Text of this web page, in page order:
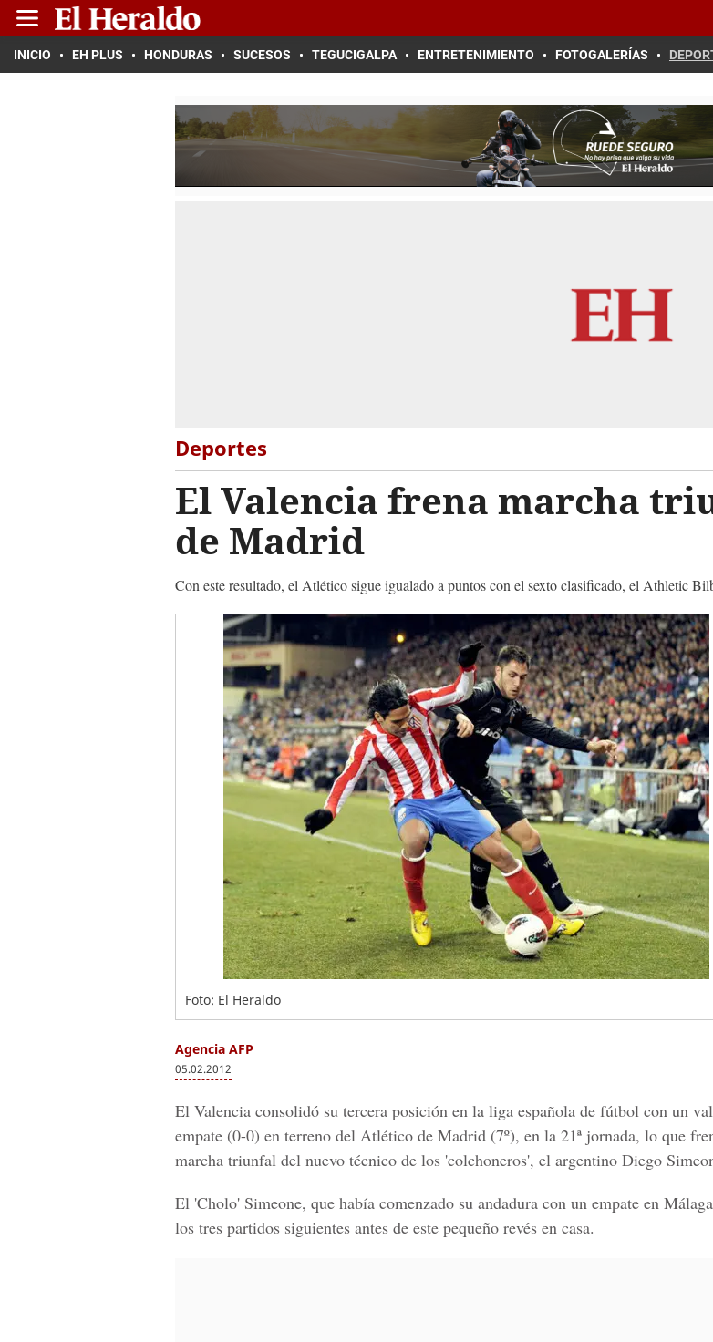
INICIO EH PLUS HONDURAS SUCESOS TEGUCIGALPA ENTRETENIMIENTO FOTOGALERÍAS
Deportes
El Valencia frena marcha
de Madrid
Con este resultado, el Atlético sigue igualado a puntos con el sexto clasificado, el Athletic
Foto: El Heraldo
Agencia AFP
05.02.2012
El Valencia consolidó su tercera posición en la liga española de fútbol con un
empate (0-0) en terreno del Atlético de Madrid (7º), en la 21ª jornada, lo que
marcha triunfal del nuevo técnico de los 'colchoneros', el argentino Diego
El 'Cholo' Simeone, que había comenzado su andadura con un empate en
los tres partidos siguientes antes de este pequeño revés en casa.